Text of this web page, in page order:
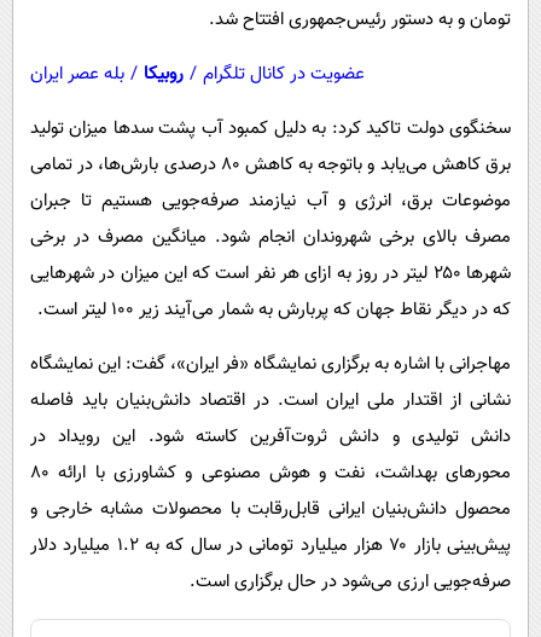
تومان و به دستور رئیس‌جمهوری افتتاح شد.
عضویت در کانال تلگرام / روبیکا / بله عصر ایران
سخنگوی دولت تاکید کرد: به دلیل کمبود آب پشت سد‌ها میزان تولید
برق کاهش می‌یابد و باتوجه به کاهش ۸۰ درصدی بارش‌ها، در تمامی
موضوعات برق، انرژی و آب نیازمند صرفه‌جویی هستیم تا جبران
مصرف بالای برخی شهروندان انجام شود. میانگین مصرف در برخی
شهر‌ها ۲۵۰ لیتر در روز به ازای هر نفر است که این میزان در شهر‌هایی
که در دیگر نقاط جهان که پربارش به شمار می‌آیند زیر ۱۰۰ لیتر است.
مهاجرانی با اشاره به برگزاری نمایشگاه «فر ایران»، گفت: این نمایشگاه
نشانی از اقتدار ملی ایران است. در اقتصاد دانش‌بنیان باید فاصله
دانش تولیدی و دانش ثروت‌آفرین کاسته شود. این رویداد در
محور‌های بهداشت، نفت و هوش مصنوعی و کشاورزی با ارائه ۸۰
محصول دانش‌بنیان ایرانی قابل‌رقابت با محصولات مشابه خارجی و
پیش‌بینی بازار ۷۰ هزار میلیارد تومانی در سال که به ۱.۲ میلیارد دلار
صرفه‌جویی ارزی می‌شود در حال برگزاری است.